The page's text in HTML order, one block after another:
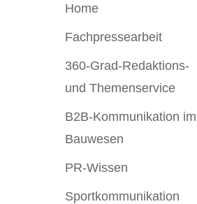
Home
Fachpressearbeit
360-Grad-Redaktions-
und Themenservice
B2B-Kommunikation im
Bauwesen
PR-Wissen
Sportkommunikation